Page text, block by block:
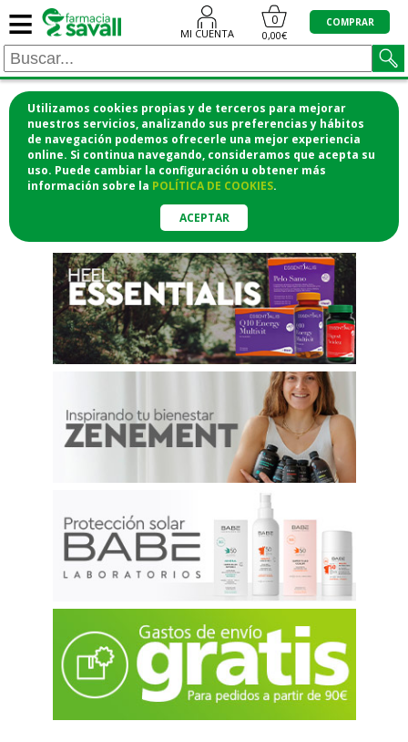
Utilizamos cookies propias y de terceros para mejorar
nuestros servicios, analizando sus preferencias y hábitos
de navegación podemos ofrecerle una mejor experiencia
online. Si continua navegando, consideramos que acepta su
uso. Puede cambiar la configuración u obtener más
información sobre la POLÍTICA DE COOKIES.
ACEPTAR
≡ MI CUENTA
0
0,00€
COMPRAR
¡COMPRA CÓMODAMENTE
DESDE CASA Y RECOGE EN LA
FARMACIA!o si lo prefieres te lo mandamos
a casa